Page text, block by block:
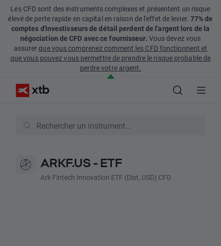
Les CFD sont des instruments complexes et présentent un risque
élevé de perte rapide en capital en raison de l'effet de levier. 77% de
comptes d'investisseurs de détail perdent de l'argent lors de la
négociation de CFD avec ce fournisseur. Vous devez vous
assurerque vous comprenez comment les CFD fonctionnent et
que vous pouvez vous permettre de prendre le risque probable de
perdre votre argent.
ARKF.US - ETF
Ark Fintech Innovation ETF (Dist, USD) CFD